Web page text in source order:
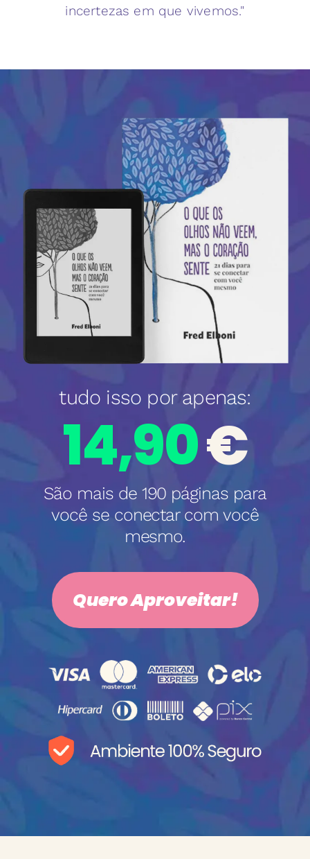
incertezas em que vivemos."
tudo isso por apenas:
14,90€
São mais de 190 páginas para
você se conectar com você
mesmo.
Quero Aproveitar!